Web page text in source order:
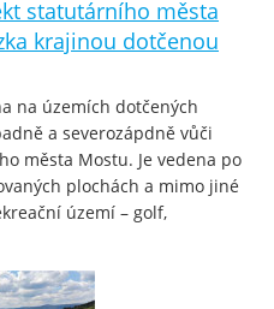
statutárního města
krajinou dotčenou
na územích dotčených
a severozápdně vůči
města Mostu. Je vedena po
plochách a mimo jiné
území – golf,